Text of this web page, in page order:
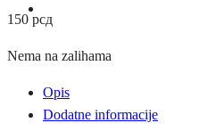
150 рсд
Nema na zalihama
Opis
Dodatne informacije